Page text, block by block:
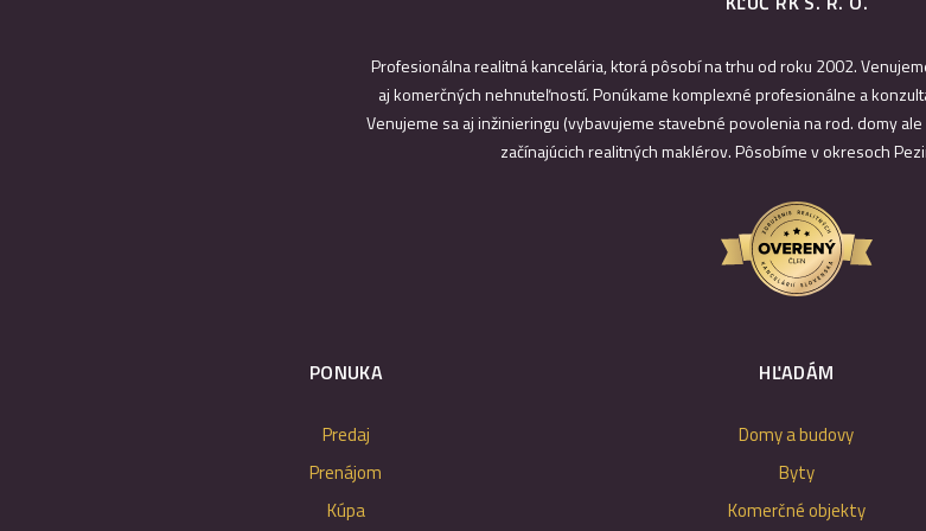
Profesionálna realitná kancelária, ktorá pôsobí na trhu od roku 2002.
aj komerčných nehnuteľností. Ponúkame komplexné profesionálne a
Venujeme sa aj inžinieringu (vybavujeme stavebné povolenia na rod. domy
začínajúcich realitných maklérov. Pôsobíme v okresoch
PONUKA
Predaj
Prenájom
Kúpa
HĽADÁM
Domy a budovy
Byty
Komerčné objekty